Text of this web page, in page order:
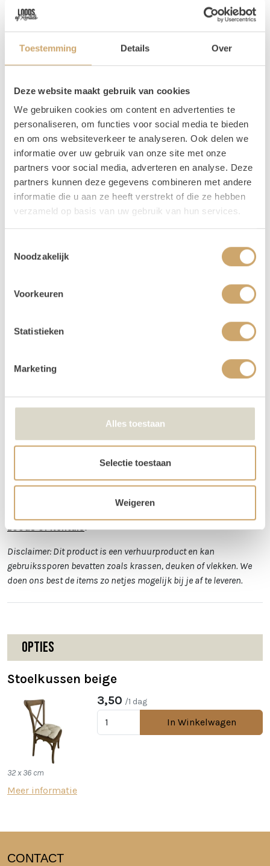
Toestemming Details Over
Deze website maakt gebruik van cookies
We gebruiken cookies om content en advertenties te
personaliseren, om functies voor social media te bieden
en om ons websiteverkeer te analyseren. Ook delen we
informatie over uw gebruik van onze site met onze
partners voor social media, adverteren en analyse. Deze
partners kunnen deze gegevens combineren met andere
informatie die u aan ze heeft verstrekt of die ze hebben
verzameld op basis van uw gebruik van hun services.
Noodzakelijk
Voorkeuren
Statistieken
Marketing
Alles toestaan
Selectie toestaan
Weigeren
Tips
Ga je liever voor een lichte look? Check dan ook eens onze
licht houten klapstoelen! Liever strak en minimalistisch?
Vragen
Mocht je vragen hebben over dit product, dan kun je ons
altijd een berichtje of e-mail sturen. Je kunt ons bereiken
op 06 20 21 73 66 of mail naarinfo@loodsofrentals.nl
adviseren je graag!
Verhuur - Hoe werkt het?
Al onze verhuur items huur je voor 3 dagen, voor de
prijs van 1!Zo krijg je lekker de tijd om op en af te
bouwen. Huur je op een weekend dag (vrijdag,
zaterdag of zondag) dan loopt jouw huurperiode tot
gebruiksdag. Dus huur je op 26 april, kies dan van 26
april t/m 26 april. De andere dagen krijg je van ons
Betalen kan via iDeal of op factuur. Je boeking is
Je kunt de items laten bezorgen of zelf in Utrecht
komen ophalen.
We kunnen de order ook voor je bezorgen! Bij een
transportkosten.
moeten we deze kosten wel in rekening brengen.
Loods of Rentals.
Disclaimer: Dit product is een verhuurproduct en kan
gebruikssporen bevatten zoals krassen, deuken of vlekken. We
doen ons best de items zo netjes mogelijk bij je af te leveren.
Opties
Stoelkussen beige
3,50 /1 dag
In Winkelwagen
32 x 36 cm
Meer informatie
CONTACT